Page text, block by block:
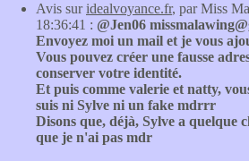
Avis suridealvoyance.fr, par Miss
18:36:41 : @Jen06
Envoyez moi un mail et je vous
Vous pouvez créer une fausse
conserver votre identité.
Et puis comme valerie et natty,
suis ni Sylve ni un fake mdrrr
Disons que, déjà, Sylve a quelque
que je n'ai pas mdr